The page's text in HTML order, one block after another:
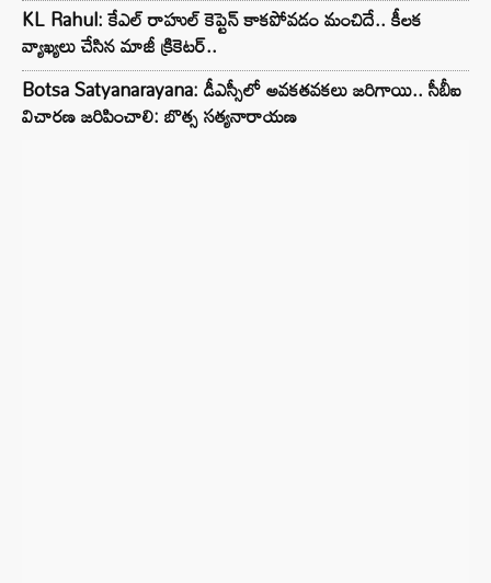
KL Rahul: కేఎల్ రాహుల్ కెప్టెన్ కాకపోవడం మంచిదే.. కీలక
వ్యాఖ్యలు చేసిన మాజీ క్రికెటర్..
Botsa Satyanarayana: డీఎస్సీలో అవకతవకలు జరిగాయి.. సీబీఐ
విచారణ జరిపించాలి: బొత్స సత్యనారాయణ